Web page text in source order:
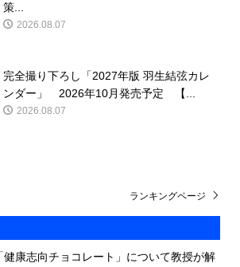
策...
2026.08.07
完全撮り下ろし「2027年版 羽生結弦カレ
ンダー」 2026年10月発売予定 【...
2026.08.07
康志向チョコレート」について教授が解
ランキングページ